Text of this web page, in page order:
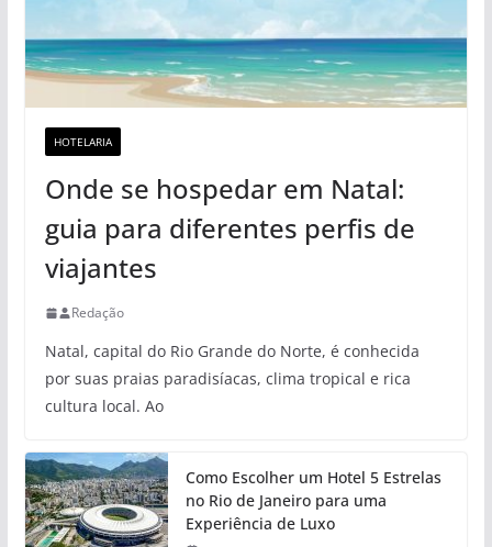
HOTELARIA
Onde se hospedar em Natal:
guia para diferentes perfis de
viajantes
Redação
Natal, capital do Rio Grande do Norte, é conhecida
por suas praias paradisíacas, clima tropical e rica
cultura local. Ao
Como Escolher um Hotel 5 Estrelas
no Rio de Janeiro para uma
Experiência de Luxo